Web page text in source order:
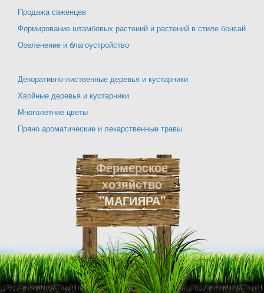
Продажа саженцев
Формирование штамбовых растений и растений в стиле бонсай
Озеленение и благоустройство
Декоративно-лиственные деревья и кустарники
Хвойные деревья и кустарники
Многолетние цветы
Пряно ароматические и лекарственные травы
Фермерское
хозяйство
"МАГИЯРА"